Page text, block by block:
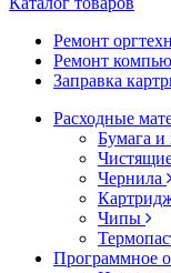
Ремонт
Ремонт
Заправка
Расходные
Бумага и
Чернила
Чипы
Программное